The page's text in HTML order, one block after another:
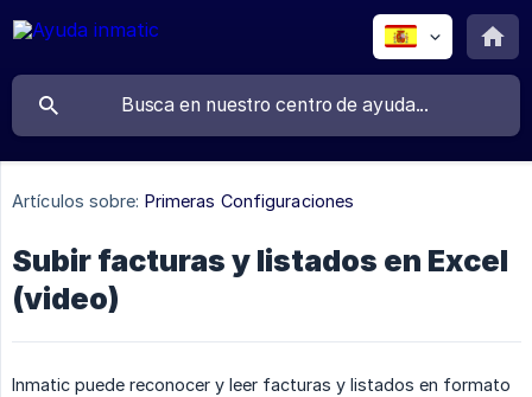
Artículos sobre: Primeras Configuraciones
Subir facturas y listados en Excel
(video)
Inmatic puede reconocer y leer facturas y listados en formato